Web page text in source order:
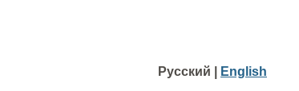
Русский |
English